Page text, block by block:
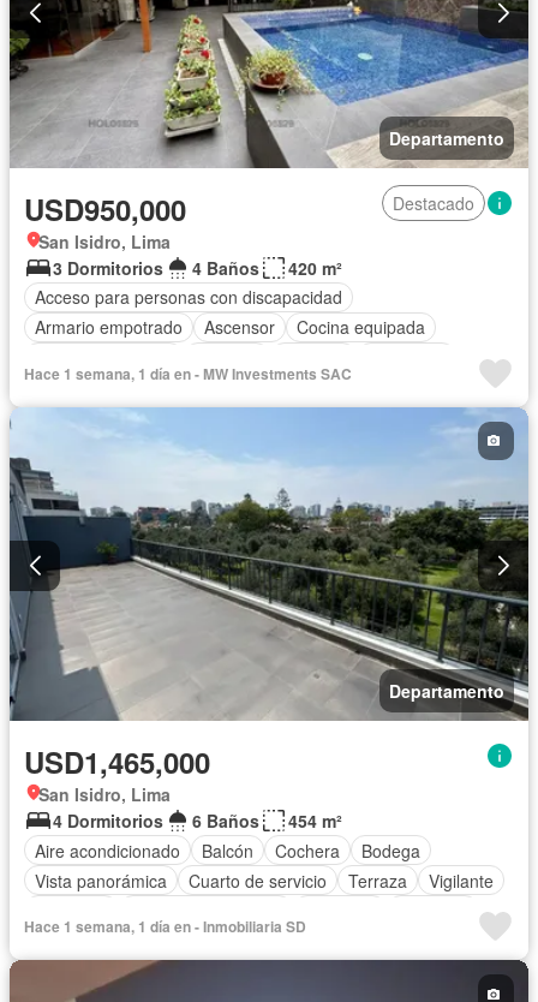
Departamento
USD950,000
Destacado
San Isidro, Lima
3 Dormitorios
4 Baños
420 m²
Acceso para personas con discapacidad
Armario empotrado
Ascensor
Cocina equipada
Sin amoblar
Hace 1 semana, 1 día en - MW Investments SAC
Departamento
USD1,465,000
San Isidro, Lima
4 Dormitorios
6 Baños
454 m²
Aire acondicionado
Balcón Cochera
Bodega
Vista panorámica
Cuarto de servicio Terraza
Vigilante
Seguridad
Piscina Sin amoblar
Hace 1 semana, 1 día en - Inmobiliaria SD